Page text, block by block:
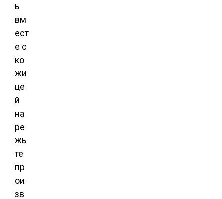
ь
вм
ест
е с
ко
жи
це
й
на
ре
жь
те
пр
ои
зв